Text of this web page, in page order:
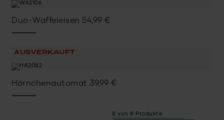
Duo-Waffeleisen 54,99 €
AUSVERKAUFT
Hörnchenautomat 39,99 €
8 von 8 Produkte